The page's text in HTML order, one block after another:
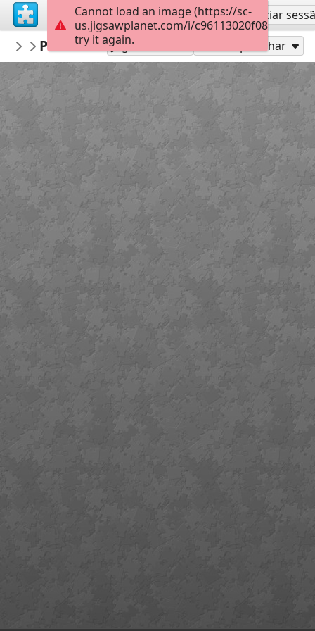
Inscreva-se Iniciar
nbukids
Подорож містами України
Регіональний ландшафтний парк
Jogue como Compartilhar
Cannot load an image (https://sc-
us.jigsawplanet.com/i/
try it again.